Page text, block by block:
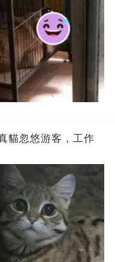
貓忽悠游客，工作